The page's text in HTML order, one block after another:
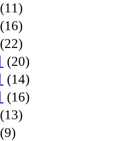
(11)
(16)
(22)
(20)
(14)
(16)
(13)
(9)